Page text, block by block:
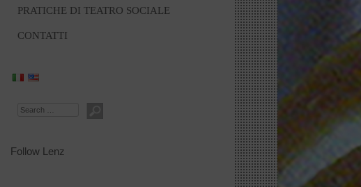
PRATICHE DI TEATRO SOCIALE
CONTATTI
Follow Lenz